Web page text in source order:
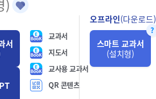
)
서
교과서
지도서
교사용 교과서
QR 콘텐츠
오프라인(다운로드)
스마트 교과서
(설치형)